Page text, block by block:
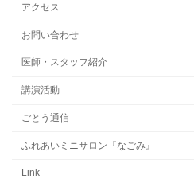
アクセス
お問い合わせ
医師・スタッフ紹介
講演活動
ごとう通信
ふれあいミニサロン『なごみ』
Link